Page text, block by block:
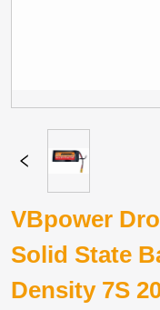
VBpower
Solid State
Density 7S